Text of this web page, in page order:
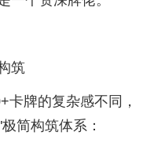
筑
卡牌的复杂感不同，
简构筑体系：